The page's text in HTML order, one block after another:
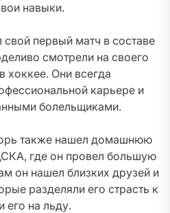
навыки.
первый матч в составе
смотрели на своего
хоккее. Они всегда
карьере и
болельщиками.
также нашел домашнюю
где он провел большую
он нашел близких друзей и
разделяли его страсть к
его на льду.